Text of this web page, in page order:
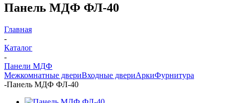
Панель МДФ ФЛ-40
Главная
-
Каталог
-
Панели МДФ
Межкомнатные двериВходные двериАркиФурнитура
-Панель МДФ ФЛ-40